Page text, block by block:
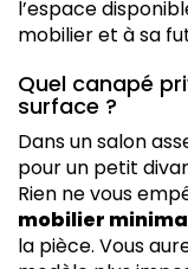
l’espace
mobilier et à sa
Quel canapé
surface ?
Dans un salon
pour un petit
Rien ne vous
mobilier
la pièce. Vous